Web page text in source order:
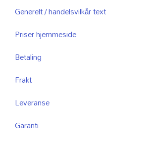
Generelt / handelsvilkår text
Priser hjemmeside
Betaling
Frakt
Leveranse
Garanti